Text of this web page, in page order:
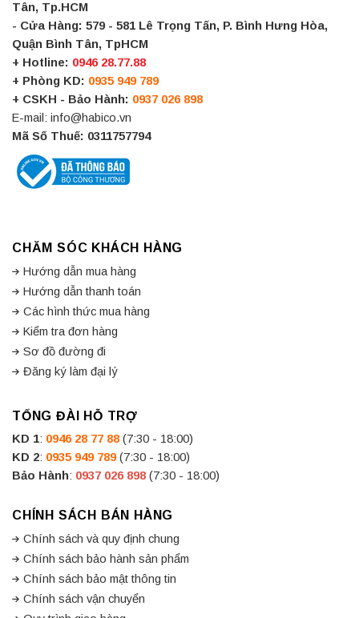
Tân, Tp.HCM
- Cửa Hàng: 579 - 581 Lê Trọng Tấn, P. Bình Hưng Hòa,
Quận Bình Tân, TpHCM
+ Hotline: 0946 28.77.88
+ Phòng KD: 0935 949 789
+ CSKH - Bảo Hành: 0937 026 898
E-mail: info@habico.vn
Mã Số Thuế: 0311757794
CHĂM SÓC KHÁCH HÀNG
Hướng dẫn mua hàng
Hướng dẫn thanh toán
Các hình thức mua hàng
Kiểm tra đơn hàng
Sơ đồ đường đi
Đăng ký làm đại lý
TỔNG ĐÀI HỖ TRỢ
KD 1: 0946 28 77 88 (7:30 - 18:00)
KD 2: 0935 949 789 (7:30 - 18:00)
Bảo Hành: 0937 026 898 (7:30 - 18:00)
CHÍNH SÁCH BÁN HÀNG
Chính sách và quy định chung
Chính sách bảo hành sản phẩm
Chính sách bảo mật thông tin
Chính sách vận chuyển